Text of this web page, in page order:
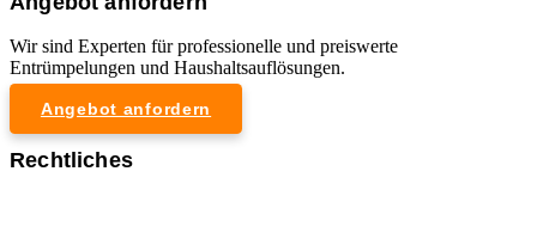
Wir sind Experten für professionelle und preiswerte
Entrümpelungen und Haushaltsauflösungen.
Angebot anfordern
Rechtliches